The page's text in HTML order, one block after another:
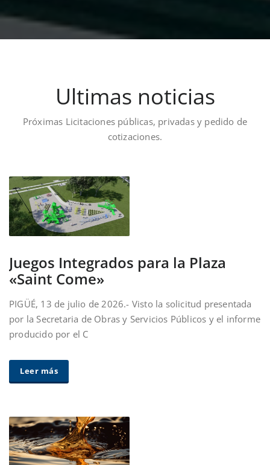
Ultimas noticias
Próximas Licitaciones públicas, privadas y pedido de
cotizaciones.
Juegos Integrados para la Plaza
«Saint Come»
PIGÜÉ, 13 de julio de 2026.- Visto la solicitud presentada
por la Secretaria de Obras y Servicios Públicos y el informe
producido por el C
Leer más